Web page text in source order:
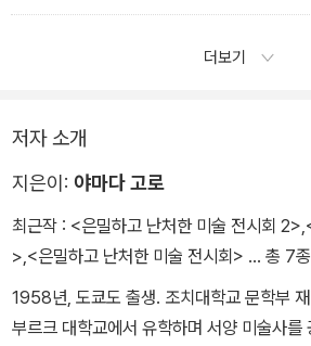
으로 바꾸면 ‘원, 사각형, 삼각형’이 되잖아
더보기
저자 소개
지은이: 야마다 고로
최근작 : <은밀하고 난처한 미술 전시회 2>,
>,<은밀하고 난처한 미술 전시회> … 총 7종
1958년, 도쿄도 출생. 조치대학교 문학부
부르크 대학교에서 유학하며 서양 미술사를